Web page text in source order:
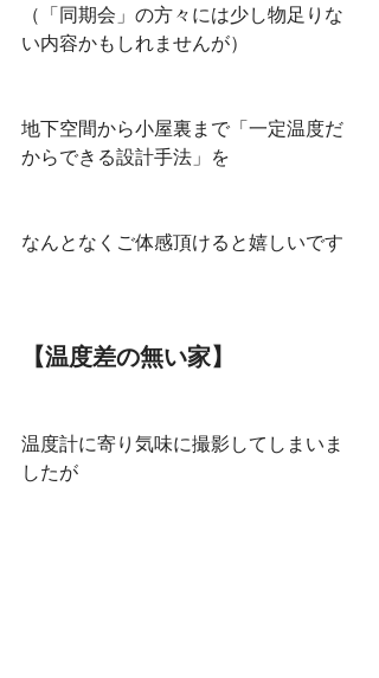
（「同期会」の方々には少し物足りな
い内容かもしれませんが）
地下空間から小屋裏まで「一定温度だ
からできる設計手法」を
なんとなくご体感頂けると嬉しいです
【温度差の無い家】
温度計に寄り気味に撮影してしまいま
したが